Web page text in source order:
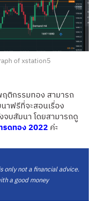
of xstation5
ฤติกรรมทอง สามารถ
าฟรีที่จะสอนเรื่อง
บสัมนา โดยสามารถดู
รดทอง 2022 ค่ะ
only not a financial advice.
a good money